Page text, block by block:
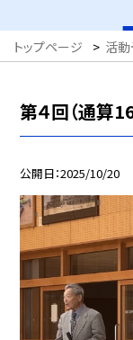
トップページ > 活動
第４回（通算
公開日 2025/10/20